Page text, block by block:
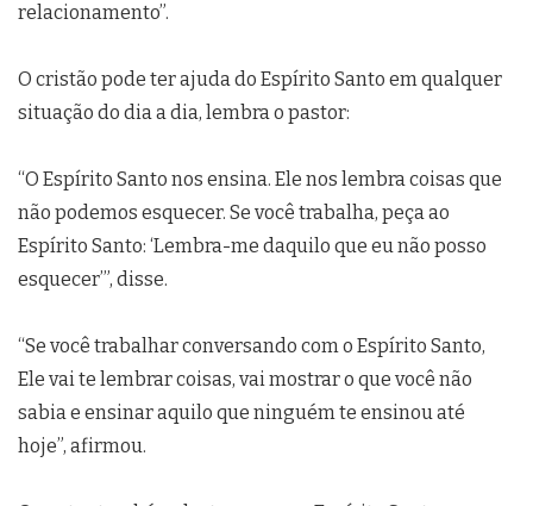
relacionamento”.
O cristão pode ter ajuda do Espírito Santo em qualquer
situação do dia a dia, lembra o pastor:
“O Espírito Santo nos ensina. Ele nos lembra coisas que
não podemos esquecer. Se você trabalha, peça ao
Espírito Santo: ‘Lembra-me daquilo que eu não posso
esquecer’”, disse.
“Se você trabalhar conversando com o Espírito Santo,
Ele vai te lembrar coisas, vai mostrar o que você não
sabia e ensinar aquilo que ninguém te ensinou até
hoje”, afirmou.